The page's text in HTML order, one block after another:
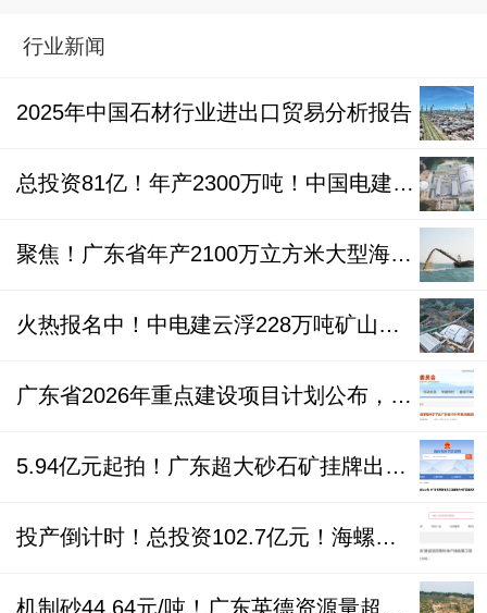
行业新闻
2025年中国石材行业进出口贸易分析报告
总投资81亿！年产2300万吨！中国电建广东肇庆广宁木格坪田矿项目转入运营阶段
聚焦！广东省年产2100万立方米大型海砂矿被民企10.64亿元竞得
火热报名中！中电建云浮228万吨矿山块石公开竞价出让
广东省2026年重点建设项目计划公布，形成持续旺盛的砂石需求！
5.94亿元起拍！广东超大砂石矿挂牌出让！
投产倒计时！总投资102.7亿元！海螺水泥广东封开古利山花岗岩矿项目收尾工程计划4月开工
机制砂44.64元/吨！广东英德资源量超亿方砂石矿采矿权拟5.6亿元出让